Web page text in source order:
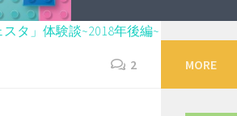
タ」体験談~2018年後編~
2 MORE